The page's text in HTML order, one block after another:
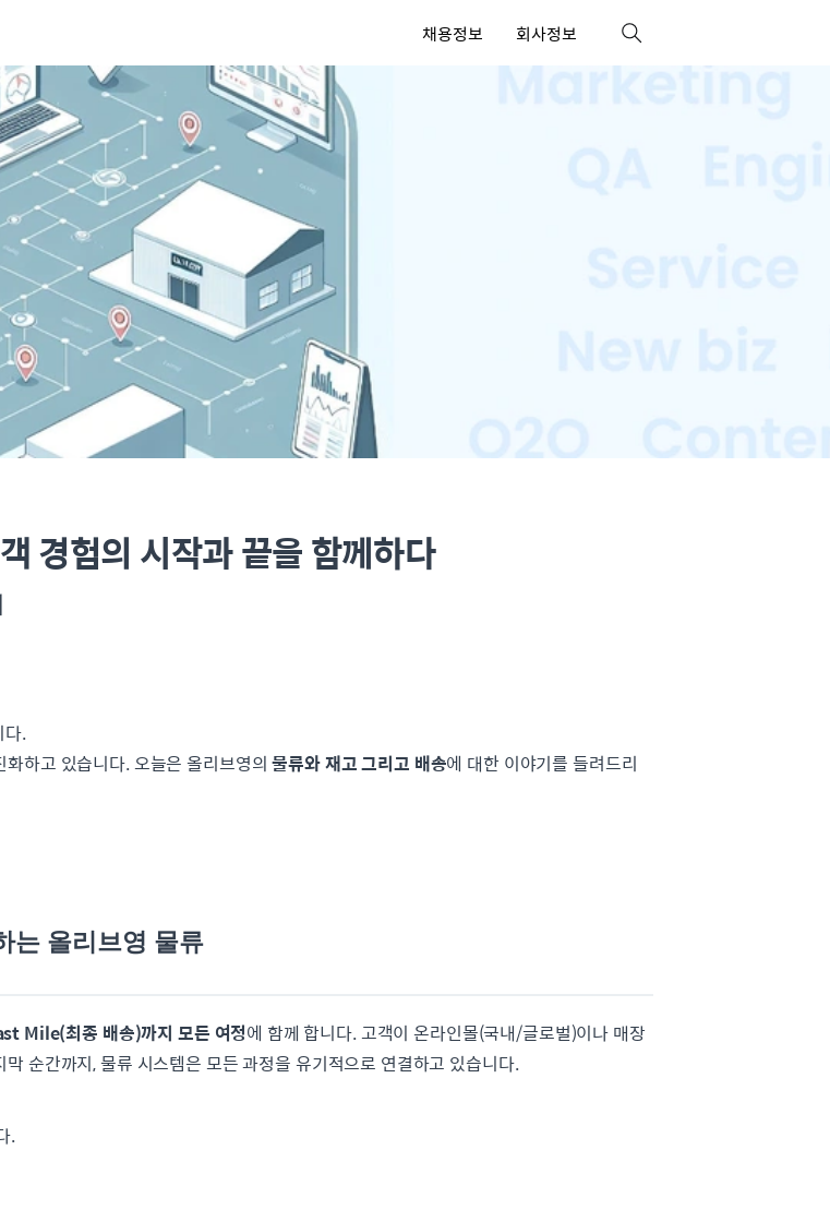
채용정보 회사정보
경험의 시작과 끝을 함께하다
다.
하고 있습니다. 오늘은 올리브영의물류와 재고 그리고 배송에 대한 이야기를 들려드리
는 올리브영 물류
Mile(최종 배송)까지 모든 여정에 함께 합니다. 고객이 온라인몰(국내/글로벌)이나 매장
순간까지, 물류 시스템은 모든 과정을 유기적으로 연결하고 있습니다.
.